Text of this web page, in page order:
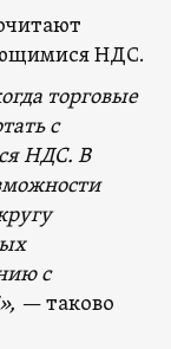
НДС.
торговые
с
НДС. В
с
—таково